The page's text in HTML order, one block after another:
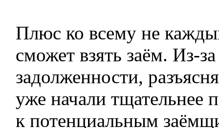
Плюс ко всему не
сможет взять заём. Из-
задолженности,
уже начали тщательнее
к потенциальным